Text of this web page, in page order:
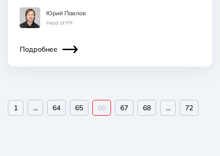
Юрий Павлов
Head of PR
Подробнее
1 ... 64 65 66 67 68 ... 72